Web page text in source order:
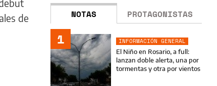
de
NOTAS PROTAGONISTAS
1
INFORMACIÓN GENERAL
El Niño en Rosario, a full:
lanzan doble alerta, una por
tormentas y otra por vientos